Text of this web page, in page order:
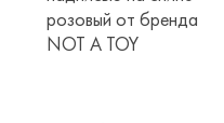
128 см
8 лет
134 см
9 лет
140 см
10 лет